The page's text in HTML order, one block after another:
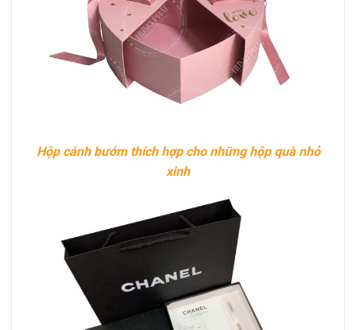
Hộp cánh bướm thích hợp cho những hộp quà nhỏ
xinh